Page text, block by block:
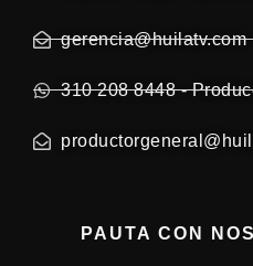
gerencia@huilatv.com
310 208 8448 -
PAUTA CON